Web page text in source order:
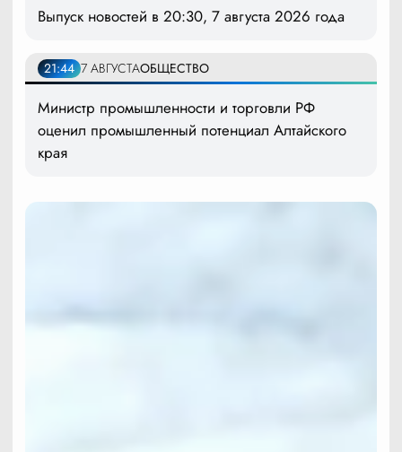
Выпуск новостей в 20:30, 7 августа 2026 года
21:44 7 АВГУСТАОБЩЕСТВО
Министр промышленности и торговли РФ
оценил промышленный потенциал Алтайского
края